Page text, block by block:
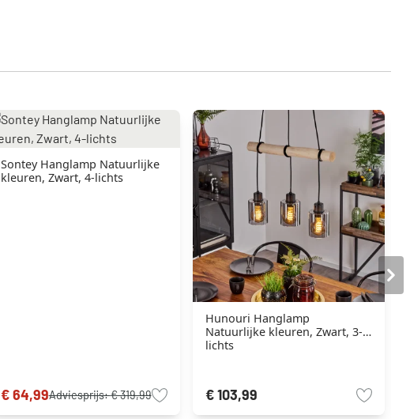
Sontey Hanglamp Natuurlijke
kleuren, Zwart, 4-lichts
€ 64,99Adviesprijs:€ 319,99
Hunouri Hanglamp
Natuurlijke kleuren, Zwart, 3-
lichts
€ 103,99